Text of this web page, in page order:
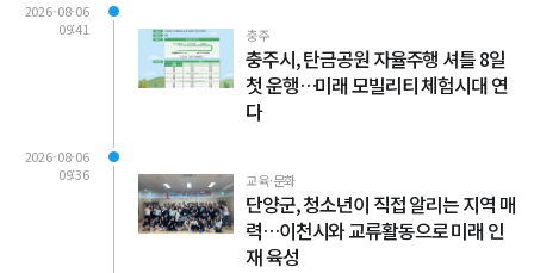
2026-08-06
09:41
충주
충주시, 탄금공원 자율주행 셔틀 8일
첫 운행…미래 모빌리티 체험시대 연
다
2026-08-06
09:36
교육·문화
단양군, 청소년이 직접 알리는 지역 매
력…이천시와 교류활동으로 미래 인
재 육성